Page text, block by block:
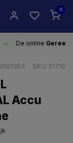
0
De online
SKU: 21716
Accu